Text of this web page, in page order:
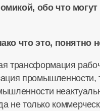
обо что могут
что это, понятно
не только